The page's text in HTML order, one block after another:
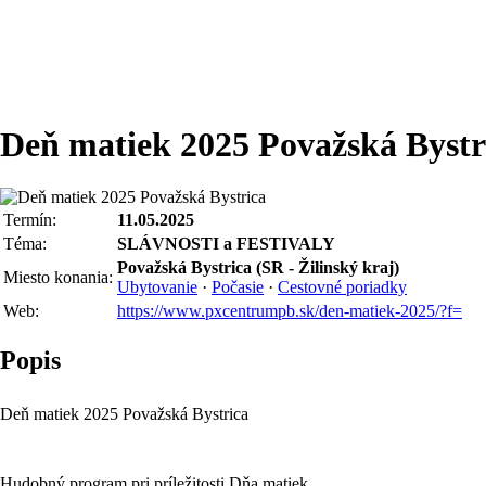
Deň matiek 2025 Považská
Termín:
11.05.2025
Téma:
SLÁVNOSTI a FESTIVALY
Miesto konania:
Považská Bystrica (SR - Žilinský kraj)
Ubytovanie · Počasie · Cestovné poriadky
Web:
https://www.pxcentrumpb.sk/den-matiek-2025/?f=
Popis
Deň matiek 2025 Považská Bystrica